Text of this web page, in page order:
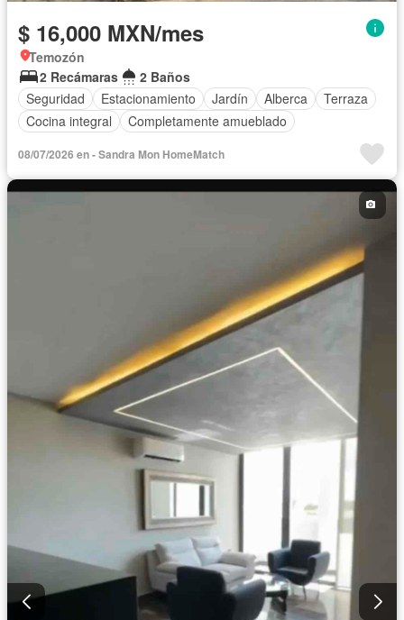
$ 16,000 MXN/mes
Temozón
2 Recámaras
2 Baños
Seguridad
Estacionamiento Jardín Alberca
Terraza
Cocina integral
Completamente amueblado
08/07/2026 en - Sandra Mon HomeMatch